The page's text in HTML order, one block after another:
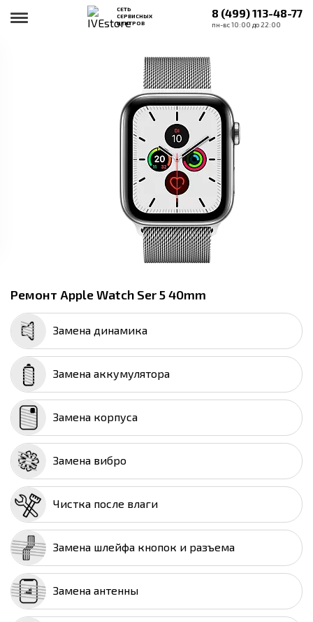
СЕТЬ
СЕРВИСНЫХ
ЦЕНТРОВ
8 (499) 113-48-77
пн-вс 10:00 до 22:00
Ремонт Apple Watch Ser 5 40mm
Замена динамика
Замена аккумулятора
Замена корпуса
Замена вибро
Чистка после влаги
Замена шлейфа кнопок и разъема
Замена антенны